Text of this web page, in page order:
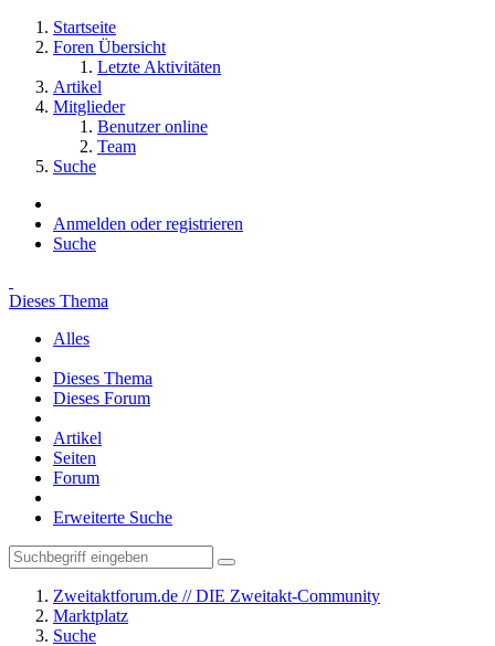
Startseite
Foren Übersicht
Letzte Aktivitäten
Artikel
Mitglieder
Benutzer online
Team
Suche
Anmelden oder registrieren
Suche
Dieses Thema
Alles
Dieses Thema
Dieses Forum
Artikel
Seiten
Forum
Erweiterte Suche
Zweitaktforum.de // DIE Zweitakt-Community
Marktplatz
Suche